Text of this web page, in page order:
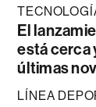
El
está cerca
últimas
LÍNEA